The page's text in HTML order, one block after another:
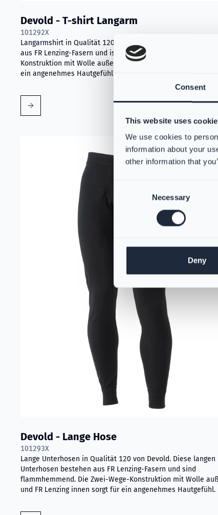
Consent
This website uses
We use cookies to
information about your
other information that
Necessary
Deny
Devold - T-shirt Langarm
101292X
Langarmshirt in Qualität 120 von Devold. Dieses Shirt besteht
aus FR Lenzing-Fasern und ist flammhemmend. Die Zwei-Wege-
Konstruktion mit Wolle außen und FR Lenzing innen sorgt für
ein angenehmes Hautgefühl.
Devold - Lange Hose
Devold - Lange Hose
101293X
Lange Unterhosen in Qualität 120 von Devold. Diese langen
Unterhosen bestehen aus FR Lenzing-Fasern und sind
flammhemmend. Die Zwei-Wege-Konstruktion mit Wolle außen
und FR Lenzing innen sorgt für ein angenehmes Hautgefühl.